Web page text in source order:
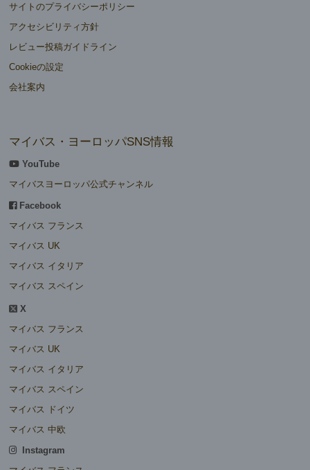
サイトのプライバシーポリシー
アクセシビリティ方針
レビュー投稿ガイドライン
Cookieの設定
会社案内
マイバス・ヨーロッパSNS情報
YouTube
マイバスヨーロッパ公式チャンネル
Facebook
マイバス フランス
マイバス UK
マイバス イタリア
マイバス スペイン
X
マイバス フランス
マイバス UK
マイバス イタリア
マイバス スペイン
マイバス ドイツ
マイバス 中欧
Instagram